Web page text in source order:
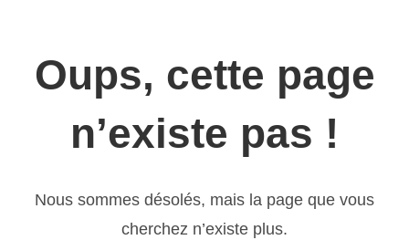
Oups, cette page
n’existe pas !
Nous sommes désolés, mais la page que vous
cherchez n’existe plus.